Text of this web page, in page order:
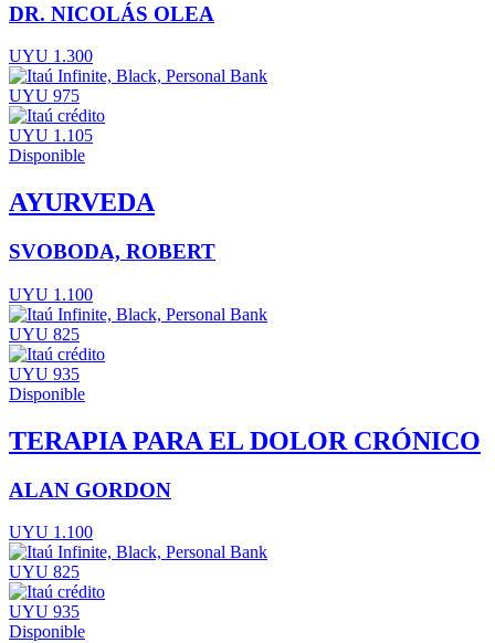
DR. NICOLÁS OLEA
UYU 1.300
UYU 975
UYU 1.105
Disponible
AYURVEDA
SVOBODA, ROBERT
UYU 1.100
UYU 825
UYU 935
Disponible
TERAPIA PARA EL DOLOR CRÓNICO
ALAN GORDON
UYU 1.100
UYU 825
UYU 935
Disponible